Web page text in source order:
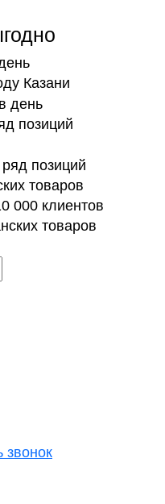
Казани
позиций
товаров
000 клиентов
звонок